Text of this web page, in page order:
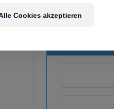
Cookies akzeptieren